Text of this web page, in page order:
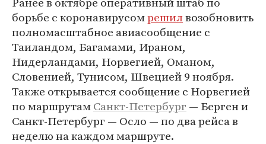
борьбе с коронавирусомрешилвозобновить
полномасштабное авиасообщение с
Таиландом, Багамами, Ираном,
Нидерландами, Норвегией, Оманом,
Словенией, Тунисом, Швецией 9 ноября.
Также открывается сообщение с Норвегией
по маршрутамСанкт-Петербург — Берген и
Санкт-Петербург — Осло — по два рейса в
неделю на каждом маршруте.